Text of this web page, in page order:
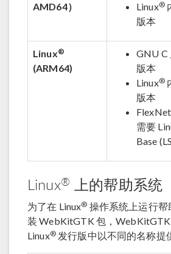
AMD64）
Linux®
版本
Linux®
(ARM64)
GNU C
版本
Linux®
版本
FlexNet
需要
Base
Linux® 上的帮助系统
为了在 Linux® 操作系统上运行
装 WebKitGTK 包，
Linux®发行版中以不同的名称提